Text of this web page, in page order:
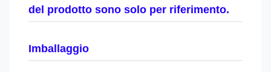
del prodotto sono solo per riferimento.
Imballaggio